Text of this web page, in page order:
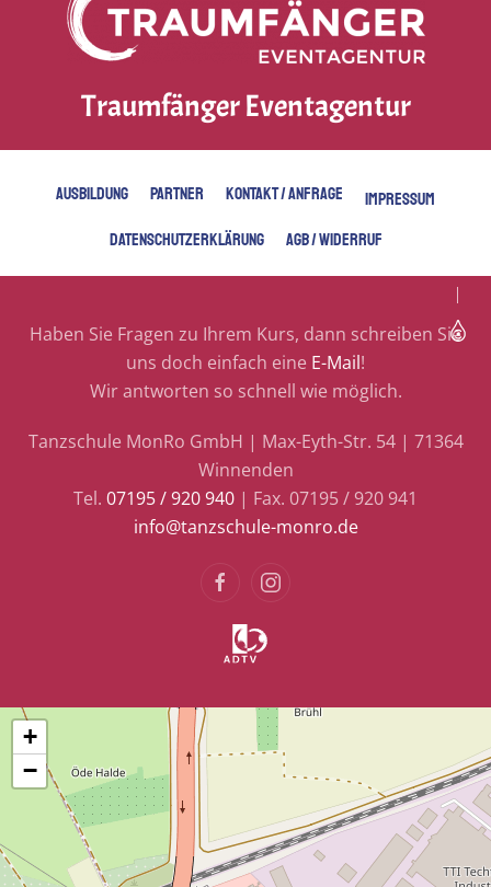
Traumfänger Eventagentur
AUSBILDUNG PARTNER KONTAKT / ANFRAGE
IMPRESSUM
DATENSCHUTZERKLÄRUNG
AGB / WIDERRUF
Haben Sie Fragen zu Ihrem Kurs, dann schreiben Sie
uns doch einfach eine E-Mail!
Wir antworten so schnell wie möglich.
Tanzschule MonRo GmbH | Max-Eyth-Str. 54 | 71364
Winnenden
Tel. 07195 / 920 940 | Fax. 07195 / 920 941
info@tanzschule-monro.de
+
−